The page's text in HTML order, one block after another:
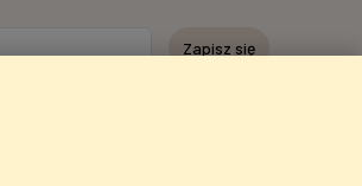
Zapisz się